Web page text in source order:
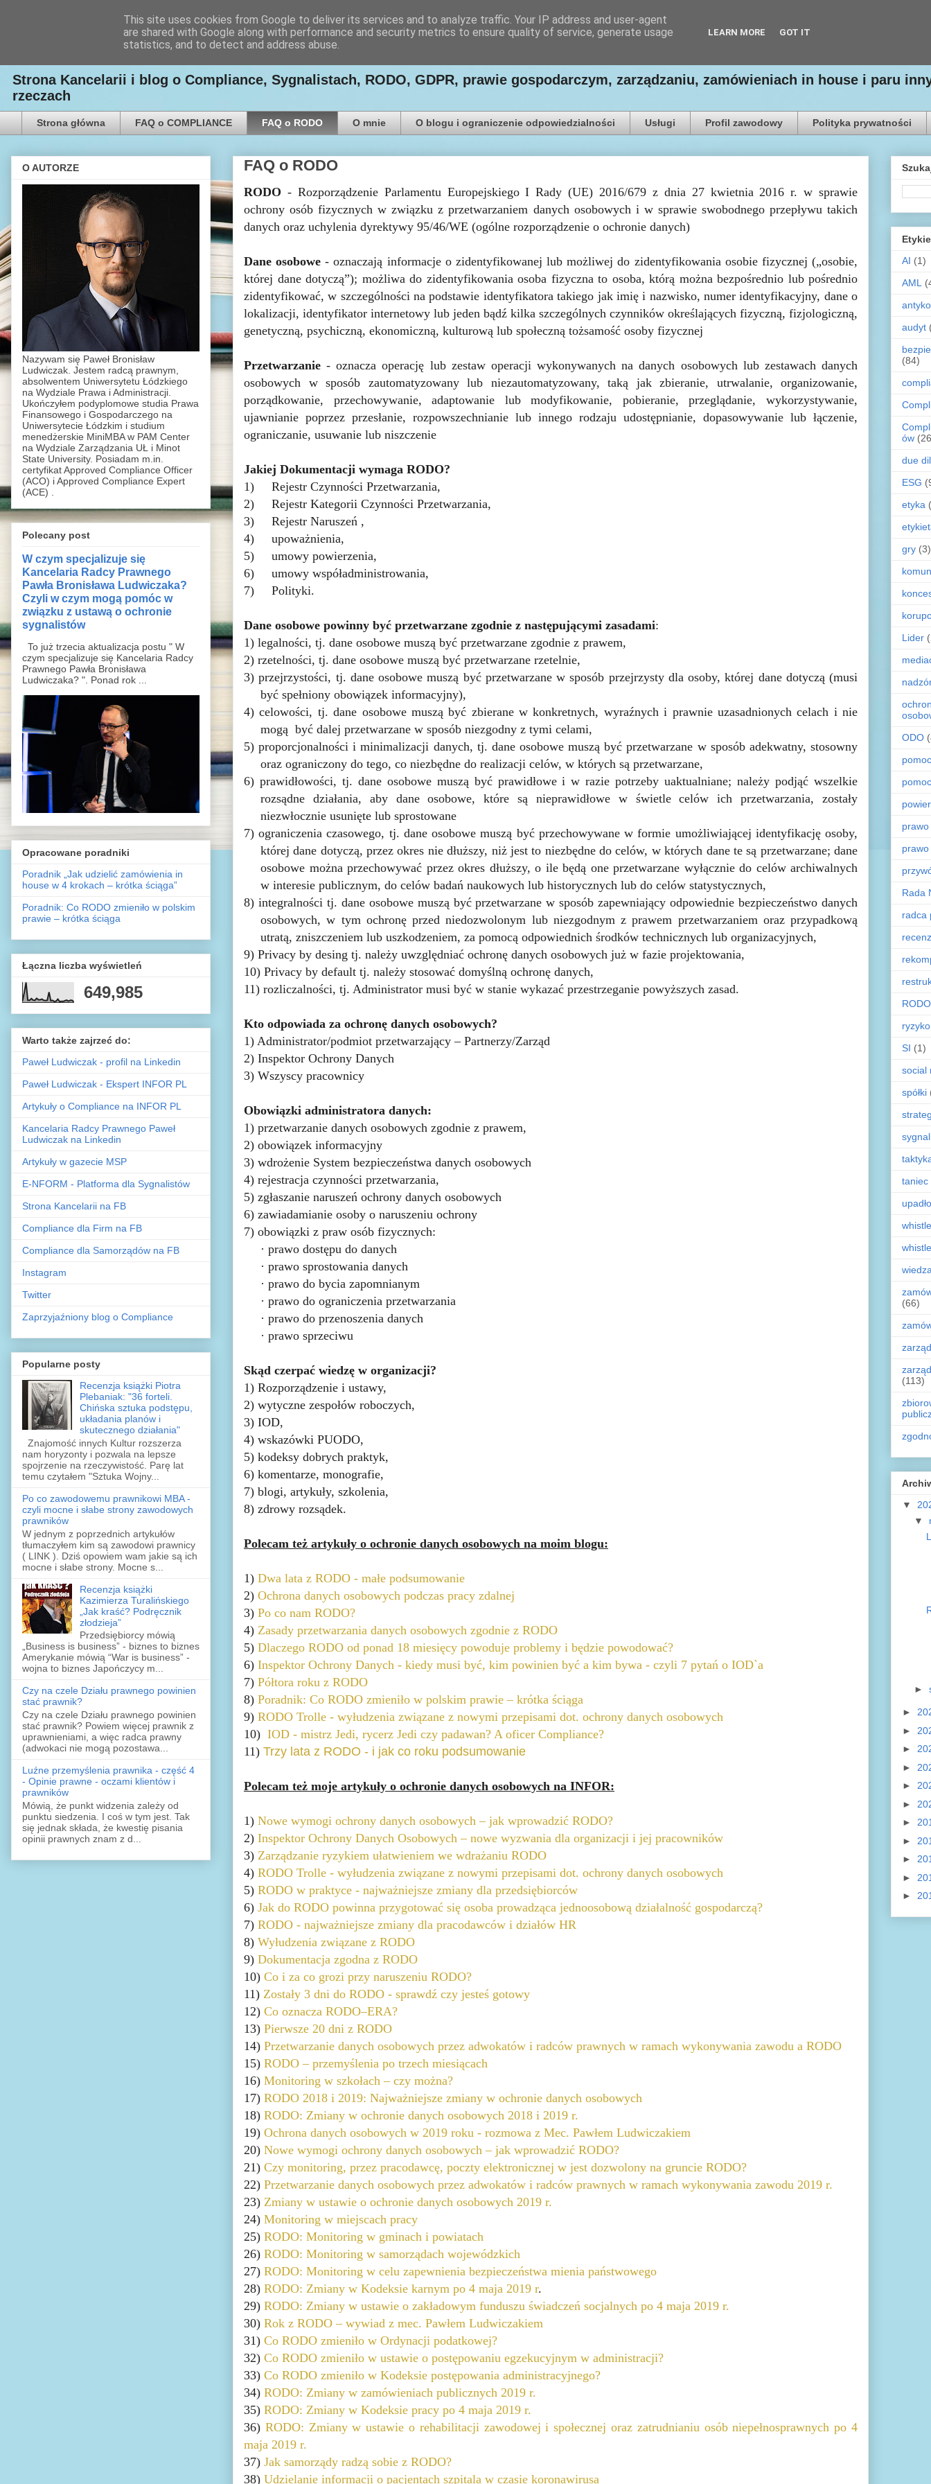
Kancelaria Radcy Prawnego Paweł Ludwiczak
Strona Kancelarii i blog o Compliance, Sygnalistach, RODO, GDPR, prawie gospodarczym, zarządzaniu, zamówieniach in house i paru
rzeczach
Strona główna FAQ o COMPLIANCE FAQ o RODO O mnie O blogu i ograniczenie odpowiedzialności Usługi Profil zawodowy Polityka prywatności
FAQ o RODO
RODO - Rozporządzenie Parlamentu Europejskiego I Rady (UE) 2016/679 z dnia 27 kwietnia 2016 r. w sprawie
ochrony osób fizycznych w związku z przetwarzaniem danych osobowych i w sprawie swobodnego przepływu takich
danych oraz uchylenia dyrektywy 95/46/WE (ogólne rozporządzenie o ochronie danych)
Dane osobowe - oznaczają informacje o zidentyfikowanej lub możliwej do zidentyfikowania osobie fizycznej („osobie,
której dane dotyczą”); możliwa do zidentyfikowania osoba fizyczna to osoba, którą można bezpośrednio lub pośrednio
zidentyfikować, w szczególności na podstawie identyfikatora takiego jak imię i nazwisko, numer identyfikacyjny, dane o
lokalizacji, identyfikator internetowy lub jeden bądź kilka szczególnych czynników określających fizyczną, fizjologiczną,
genetyczną, psychiczną, ekonomiczną, kulturową lub społeczną tożsamość osoby fizycznej
Przetwarzanie - oznacza operację lub zestaw operacji wykonywanych na danych osobowych lub zestawach danych
osobowych w sposób zautomatyzowany lub niezautomatyzowany, taką jak zbieranie, utrwalanie, organizowanie,
porządkowanie, przechowywanie, adaptowanie lub modyfikowanie, pobieranie, przeglądanie, wykorzystywanie,
ujawnianie poprzez przesłanie, rozpowszechnianie lub innego rodzaju udostępnianie, dopasowywanie lub łączenie,
ograniczanie, usuwanie lub niszczenie
Jakiej Dokumentacji wymaga RODO?
1)
Rejestr Czynności Przetwarzania,
2)
Rejestr Kategorii Czynności Przetwarzania,
3)
Rejestr Naruszeń ,
4)
upoważnienia,
5)
umowy powierzenia,
6)
umowy współadministrowania,
7)
Polityki.
Dane osobowe powinny być przetwarzane zgodnie z następującymi zasadami:
1) legalności, tj. dane osobowe muszą być przetwarzane zgodnie z prawem,
2) rzetelności, tj. dane osobowe muszą być przetwarzane rzetelnie,
3) przejrzystości, tj. dane osobowe muszą być przetwarzane w sposób przejrzysty dla osoby, której dane dotyczą (musi
być spełniony obowiązek informacyjny),
4) celowości, tj. dane osobowe muszą być zbierane w konkretnych, wyraźnych i prawnie uzasadnionych celach i nie
mogą być dalej przetwarzane w sposób niezgodny z tymi celami,
5) proporcjonalności i minimalizacji danych, tj. dane osobowe muszą być przetwarzane w sposób adekwatny, stosowny
oraz ograniczony do tego, co niezbędne do realizacji celów, w których są przetwarzane,
6) prawidłowości, tj. dane osobowe muszą być prawidłowe i w razie potrzeby uaktualniane; należy podjąć wszelkie
rozsądne działania, aby dane osobowe, które są nieprawidłowe w świetle celów ich przetwarzania, zostały
niezwłocznie usunięte lub sprostowane
7) ograniczenia czasowego, tj. dane osobowe muszą być przechowywane w formie umożliwiającej identyfikację osoby,
której dane dotyczą, przez okres nie dłuższy, niż jest to niezbędne do celów, w których dane te są przetwarzane; dane
osobowe można przechowywać przez okres dłuższy, o ile będą one przetwarzane wyłącznie do celów archiwalnych
w interesie publicznym, do celów badań naukowych lub historycznych lub do celów statystycznych,
8) integralności tj. dane osobowe muszą być przetwarzane w sposób zapewniający odpowiednie bezpieczeństwo danych
osobowych, w tym ochronę przed niedozwolonym lub niezgodnym z prawem przetwarzaniem oraz przypadkową
utratą, zniszczeniem lub uszkodzeniem, za pomocą odpowiednich środków technicznych lub organizacyjnych,
9) Privacy by desing tj. należy uwzględniać ochronę danych osobowych już w fazie projektowania,
10) Privacy by default tj. należy stosować domyślną ochronę danych,
11) rozliczalności, tj. Administrator musi być w stanie wykazać przestrzeganie powyższych zasad.
Kto odpowiada za ochronę danych osobowych?
1) Administrator/podmiot przetwarzający – Partnerzy/Zarząd
2) Inspektor Ochrony Danych
3) Wszyscy pracownicy
Obowiązki administratora danych:
1) przetwarzanie danych osobowych zgodnie z prawem,
2) obowiązek informacyjny
3) wdrożenie System bezpieczeństwa danych osobowych
4) rejestracja czynności przetwarzania,
5) zgłaszanie naruszeń ochrony danych osobowych
6) zawiadamianie osoby o naruszeniu ochrony
7) obowiązki z praw osób fizycznych:
· prawo dostępu do danych
· prawo sprostowania danych
· prawo do bycia zapomnianym
· prawo do ograniczenia przetwarzania
· prawo do przenoszenia danych
· prawo sprzeciwu
Skąd czerpać wiedzę w organizacji?
1) Rozporządzenie i ustawy,
2) wytyczne zespołów roboczych,
3) IOD,
4) wskazówki PUODO,
5) kodeksy dobrych praktyk,
6) komentarze, monografie,
7) blogi, artykuły, szkolenia,
8) zdrowy rozsądek.
Polecam też artykuły o ochronie danych osobowych na moim blogu:
1) Dwa lata z RODO - małe podsumowanie
2) Ochrona danych osobowych podczas pracy zdalnej
3) Po co nam RODO?
4) Zasady przetwarzania danych osobowych zgodnie z RODO
5) Dlaczego RODO od ponad 18 miesięcy powoduje problemy i będzie powodować?
6) Inspektor Ochrony Danych - kiedy musi być, kim powinien być a kim bywa - czyli 7 pytań o IOD`a
7) Półtora roku z RODO
8) Poradnik: Co RODO zmieniło w polskim prawie – krótka ściąga
9) RODO Trolle - wyłudzenia związane z nowymi przepisami dot. ochrony danych osobowych
10) IOD - mistrz Jedi, rycerz Jedi czy padawan? A oficer Compliance?
11) Trzy lata z RODO - i jak co roku podsumowanie
Polecam też moje artykuły o ochronie danych osobowych na INFOR:
1) Nowe wymogi ochrony danych osobowych – jak wprowadzić RODO?
2) Inspektor Ochrony Danych Osobowych – nowe wyzwania dla organizacji i jej pracowników
3) Zarządzanie ryzykiem ułatwieniem we wdrażaniu RODO
4) RODO Trolle - wyłudzenia związane z nowymi przepisami dot. ochrony danych osobowych
5) RODO w praktyce - najważniejsze zmiany dla przedsiębiorców
6) Jak do RODO powinna przygotować się osoba prowadząca jednoosobową działalność gospodarczą?
7) RODO - najważniejsze zmiany dla pracodawców i działów HR
8) Wyłudzenia związane z RODO
9) Dokumentacja zgodna z RODO
10) Co i za co grozi przy naruszeniu RODO?
11) Zostały 3 dni do RODO - sprawdź czy jesteś gotowy
12) Co oznacza RODO–ERA?
13) Pierwsze 20 dni z RODO
14) Przetwarzanie danych osobowych przez adwokatów i radców prawnych w ramach wykonywania zawodu a RODO
15) RODO – przemyślenia po trzech miesiącach
16) Monitoring w szkołach – czy można?
17) RODO 2018 i 2019: Najważniejsze zmiany w ochronie danych osobowych
18) RODO: Zmiany w ochronie danych osobowych 2018 i 2019 r.
19) Ochrona danych osobowych w 2019 roku - rozmowa z Mec. Pawłem Ludwiczakiem
20) Nowe wymogi ochrony danych osobowych – jak wprowadzić RODO?
21) Czy monitoring, przez pracodawcę, poczty elektronicznej w jest dozwolony na gruncie RODO?
22) Przetwarzanie danych osobowych przez adwokatów i radców prawnych w ramach wykonywania zawodu 2019 r.
23) Zmiany w ustawie o ochronie danych osobowych 2019 r.
24) Monitoring w miejscach pracy
25) RODO: Monitoring w gminach i powiatach
26) RODO: Monitoring w samorządach wojewódzkich
27) RODO: Monitoring w celu zapewnienia bezpieczeństwa mienia państwowego
28) RODO: Zmiany w Kodeksie karnym po 4 maja 2019 r.
29) RODO: Zmiany w ustawie o zakładowym funduszu świadczeń socjalnych po 4 maja 2019 r.
30) Rok z RODO – wywiad z mec. Pawłem Ludwiczakiem
31) Co RODO zmieniło w Ordynacji podatkowej?
32) Co RODO zmieniło w ustawie o postępowaniu egzekucyjnym w administracji?
33) Co RODO zmieniło w Kodeksie postępowania administracyjnego?
34) RODO: Zmiany w zamówieniach publicznych 2019 r.
35) RODO: Zmiany w Kodeksie pracy po 4 maja 2019 r.
36) RODO: Zmiany w ustawie o rehabilitacji zawodowej i społecznej oraz zatrudnianiu osób niepełnosprawnych po 4
maja 2019 r.
37) Jak samorządy radzą sobie z RODO?
38) Udzielanie informacji o pacjentach szpitala w czasie koronawirusa
O AUTORZE
Nazywam się Paweł Bronisław
Ludwiczak. Jestem radcą prawnym,
absolwentem Uniwersytetu Łódzkiego
na Wydziale Prawa i Administracji.
Ukończyłem podyplomowe studia Prawa
Finansowego i Gospodarczego na
Uniwersytecie Łódzkim i studium
menedżerskie MiniMBA w PAM Center
na Wydziale Zarządzania UŁ i Minot
State University. Posiadam m.in.
certyfikat Approved Compliance Officer
(ACO) i Approved Compliance Expert
(ACE) .
Polecany post
W czym specjalizuje się
Kancelaria Radcy Prawnego
Pawła Bronisława Ludwiczaka?
Czyli w czym mogą pomóc w
związku z ustawą o ochronie
sygnalistów
To już trzecia aktualizacja postu " W
czym specjalizuje się Kancelaria Radcy
Prawnego Pawła Bronisława
Ludwiczaka? ". Ponad rok ...
Opracowane poradniki
Poradnik „Jak udzielić zamówienia in
house w 4 krokach – krótka ściąga”
Poradnik: Co RODO zmieniło w polskim
prawie – krótka ściąga
Łączna liczba wyświetleń
649,985
Warto także zajrzeć do:
Paweł Ludwiczak - profil na Linkedin
Paweł Ludwiczak - Ekspert INFOR PL
Artykuły o Compliance na INFOR PL
Kancelaria Radcy Prawnego Paweł
Ludwiczak na Linkedin
Artykuły w gazecie MSP
E-NFORM - Platforma dla Sygnalistów
Strona Kancelarii na FB
Compliance dla Firm na FB
Compliance dla Samorządów na FB
Instagram
Twitter
Zaprzyjaźniony blog o Compliance
Popularne posty
Recenzja książki Piotra
Plebaniak: "36 forteli.
Chińska sztuka podstępu,
układania planów i
skutecznego działania"
Znajomość innych Kultur rozszerza
nam horyzonty i pozwala na lepsze
spojrzenie na rzeczywistość. Parę lat
temu czytałem "Sztuka Wojny...
Po co zawodowemu prawnikowi MBA -
czyli mocne i słabe strony zawodowych
prawników
W jednym z poprzednich artykułów
tłumaczyłem kim są zawodowi prawnicy
( LINK ). Dziś opowiem wam jakie są ich
mocne i słabe strony. Mocne s...
Recenzja książki
Kazimierza Turalińskiego
„Jak kraść? Podręcznik
złodzieja”
Przedsiębiorcy mówią
„Business is business” - biznes to biznes
Amerykanie mówią “War is business” -
wojna to biznes Japończycy m...
Czy na czele Działu prawnego powinien
stać prawnik?
Czy na czele Działu prawnego powinien
stać prawnik? Powiem więcej prawnik z
uprawnieniami, a więc radca prawny
(adwokaci nie mogą pozostawa...
Luźne przemyślenia prawnika - część 4
- Opinie prawne - oczami klientów i
prawników
Mówią, że punkt widzenia zależy od
punktu siedzenia. I coś w tym jest. Tak
się jednak składa, że kwestię pisania
opinii prawnych znam z d...
AI (1)
AML
audyt
(84)
ów
due
ESG
etyka
gry (3)
Lider
ODO
Rada
radca
RODO
ryzyko
SI (1)
social
spółki
taniec
(66)
(113)
▼
▼
►
►
►
►
►
►
►
►
►
►
►
►
This site uses cookies from Google to deliver its services and to analyze traffic. Your IP address and user-agent
are shared with Google along with performance and security metrics to ensure quality of service, generate usage
statistics, and to detect and address abuse.
LEARN MORE GOT IT